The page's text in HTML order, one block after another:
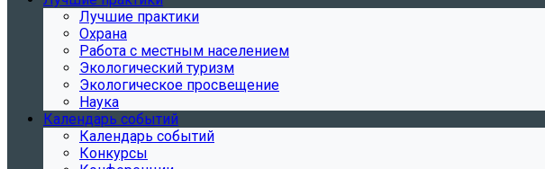
Лучшие практики
Охрана
Работа с местным населением
Экологический туризм
Экологическое просвещение
Наука
Календарь событий
Календарь событий
Конкурсы